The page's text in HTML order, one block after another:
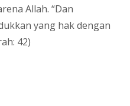
Allah. “Dan
yang hak dengan
42)